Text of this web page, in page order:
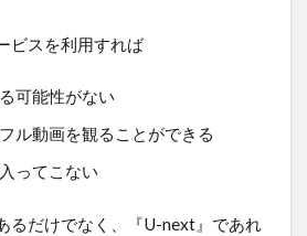
ビスを利用すれば
可能性がない
ル動画を観ることができる
ってこない
るだけでなく、『U-next』であれ